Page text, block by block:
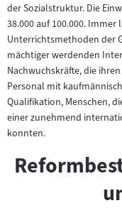
der Sozialstruktur. Die
38.000 auf 100.000.
Unterrichtsmethoden der
mächtiger werdenden
Nachwuchskräfte, die
Personal mit
Qualifikation, Menschen,
einer zunehmend
konnten.